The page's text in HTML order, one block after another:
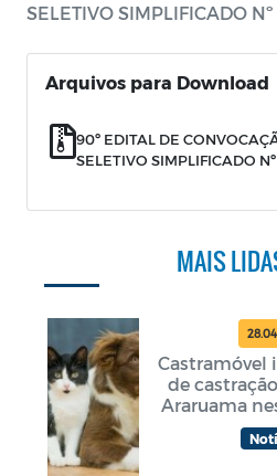
SELETIVO SIMPLIFICADO
Arquivos para Download
90º EDITAL DE
SELETIVO SIMPLIFICADO
MAIS
Castramóvel
de
Araruama